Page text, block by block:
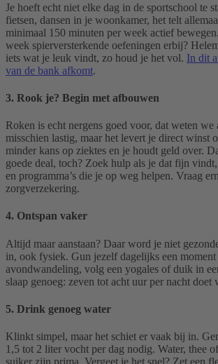
Je hoeft echt niet elke dag in de sportschool te
fietsen, dansen in je woonkamer, het telt
minimaal 150 minuten per week actief
week spierversterkende oefeningen erbij?
iets wat je leuk vindt, zo houd je het vol. In dit
van de bank afkomt.
3. Rook je? Begin met afbouwen
Roken is echt nergens goed voor, dat weten we
misschien lastig, maar het levert je direct winst
minder kans op ziektes en je houdt geld over.
goede deal, toch? Zoek hulp als je dat fijn
en programma’s die je op weg helpen. Vraag
zorgverzekering.
4. Ontspan vaker
Altijd maar aanstaan? Daar word je niet
in, ook fysiek. Gun jezelf dagelijks een moment
avondwandeling, volg een yogales of duik in
slaap genoeg: zeven tot acht uur per nacht doet
5. Drink genoeg water
Klinkt simpel, maar het schiet er vaak bij in.
1,5 tot 2 liter vocht per dag nodig. Water, thee